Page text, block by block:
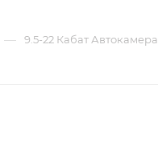
— 9.5-22 Кабат Автокамера